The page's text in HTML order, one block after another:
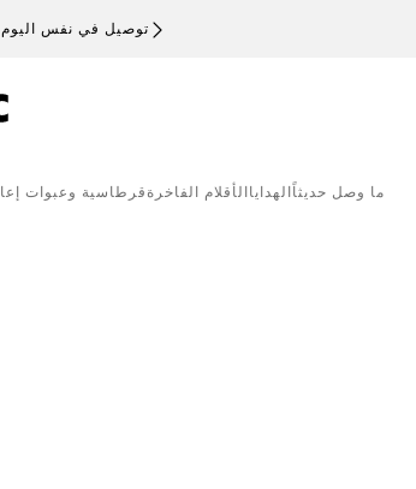
توصيل في نفس اليوم داخل
ما وصل حديثاً الهدايا الأقلام الفاخرة قرطاسية وعبوات